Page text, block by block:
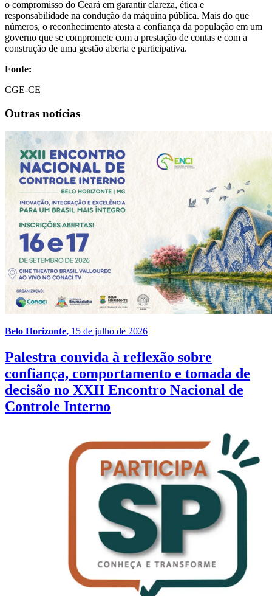
o compromisso do Ceará em garantir clareza, ética e
responsabilidade na condução da máquina pública. Mais do que
números, o reconhecimento atesta a confiança da população em um
governo que se compromete com a prestação de contas e com a
construção de uma gestão aberta e participativa.
Fonte:
CGE-CE
Outras notícias
Belo Horizonte, 15 de julho de 2026
Palestra convida à reflexão sobre
confiança, comportamento e tomada de
decisão no XXII Encontro Nacional de
Controle Interno